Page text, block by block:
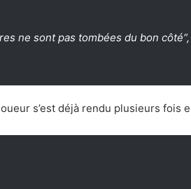
ne sont pas tombées du bon côté
s’est déjà rendu plusieurs fois